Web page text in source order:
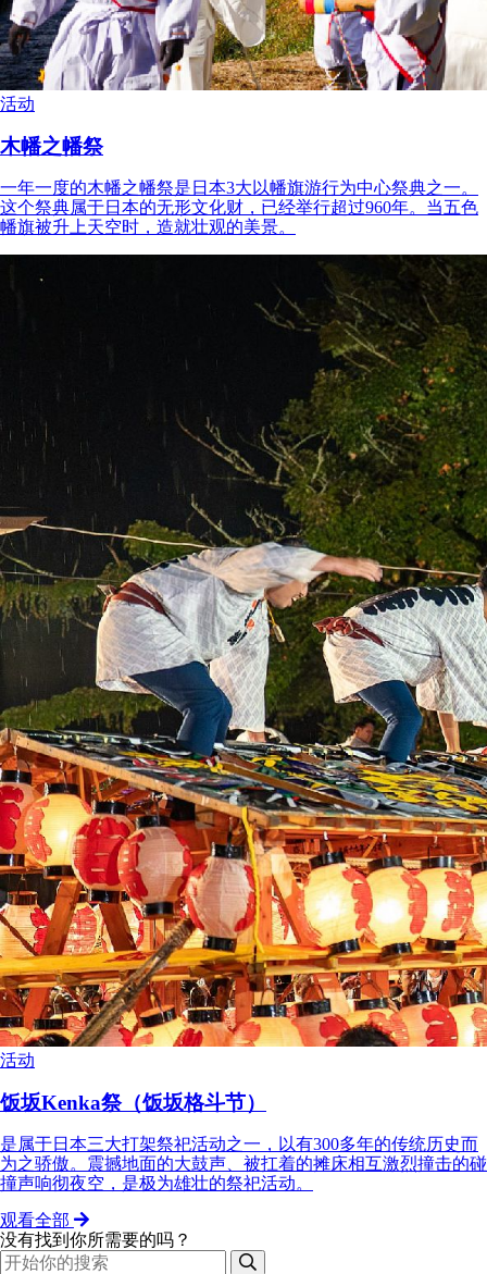
活动
木幡之幡祭
一年一度的木幡之幡祭是日本3大以幡旗游行为中心祭典之一。
这个祭典属于日本的无形文化财，已经举行超过960年。当五色
幡旗被升上天空时，造就壮观的美景。
活动
饭坂Kenka祭（饭坂格斗节）
是属于日本三大打架祭祀活动之一，以有300多年的传统历史而
为之骄傲。震撼地面的大鼓声、被扛着的摊床相互激烈撞击的碰
撞声响彻夜空，是极为雄壮的祭祀活动。
观看全部
没有找到你所需要的吗？